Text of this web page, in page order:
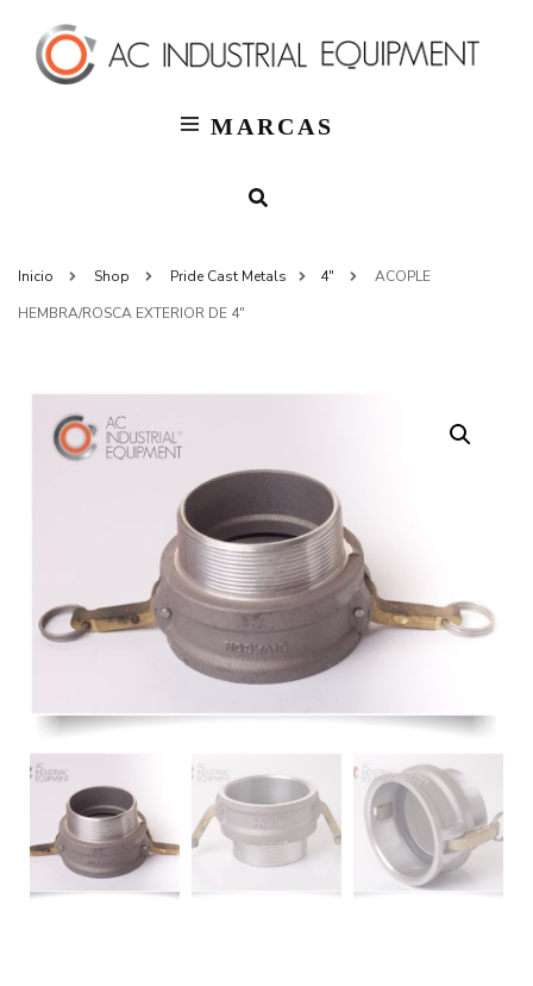
MARCAS
Inicio Shop Pride Cast Metals 4"
ACOPLE
HEMBRA/ROSCA EXTERIOR DE 4″